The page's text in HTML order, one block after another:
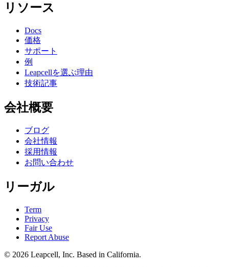
リソース
Docs
価格
サポート
例
Leapcellを選ぶ理由
技術記事
会社概要
ブログ
会社情報
採用情報
お問い合わせ
リーガル
Term
Privacy
Fair Use
Report Abuse
© 2026 Leapcell, Inc. Based in California.